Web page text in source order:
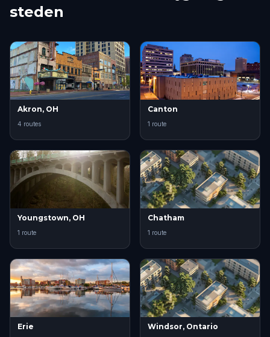
steden
Akron, OH
4 routes
Canton
1 route
Youngstown, OH
1 route
Chatham
1 route
Erie Windsor, Ontario